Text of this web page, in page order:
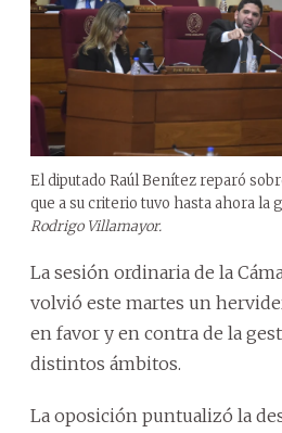
El diputado Raúl Benítez reparó
que a su criterio tuvo hasta ahora la
Rodrigo Villamayor.
La sesión ordinaria de la
volvió este martes un
en favor y en contra de la
distintos ámbitos.
La oposición puntualizó la